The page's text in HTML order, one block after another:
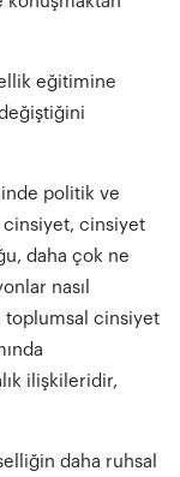
eğitimine
değiştiğini
politik ve
cinsiyet, cinsiyet
daha çok ne
nasıl
toplumsal cinsiyet
ilişkileridir,
daha ruhsal